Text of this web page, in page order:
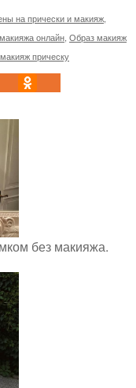
на прически и макияж
онлайн Образ макияж
прическу
без макияжа.